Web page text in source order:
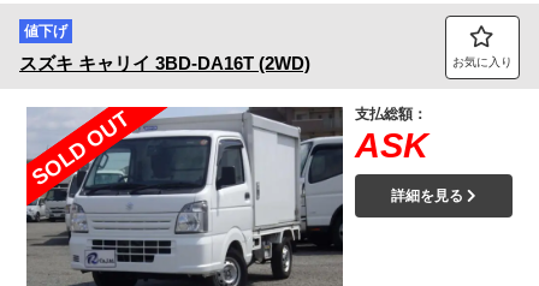
値下げ
スズキ キャリイ 3BD-DA16T (2WD) お気に入り
SOLD OUT 支払総額：
ASK
詳細を見る